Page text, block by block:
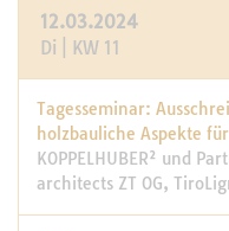
12.03.2024
Di | KW 11
Tagesseminar:
holzbauliche Aspekte
KOPPELHUBER² und
architects ZT OG,